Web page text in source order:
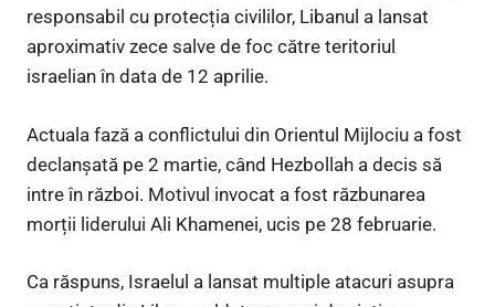
responsabil cu protecția civililor, Libanul a lansat
aproximativ zece salve de foc către teritoriul
israelian în data de 12 aprilie.
Actuala fază a conflictului din Orientul Mijlociu a fost
declanșată pe 2 martie, când Hezbollah a decis să
intre în război. Motivul invocat a fost răzbunarea
morții liderului Ali Khamenei, ucis pe 28 februarie.
Ca răspuns, Israelul a lansat multiple atacuri asupra